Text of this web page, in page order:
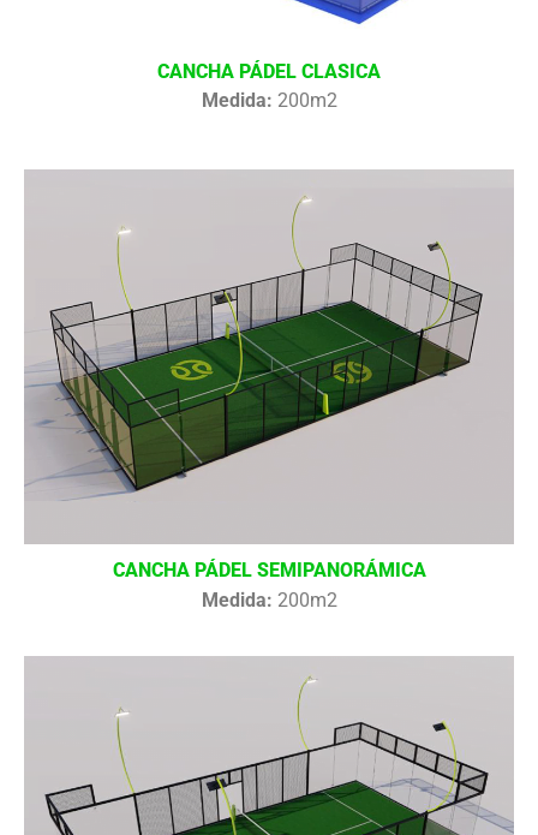
CANCHA PÁDEL CLASICA
Medida: 200m2
CANCHA PÁDEL SEMIPANORÁMICA
Medida: 200m2